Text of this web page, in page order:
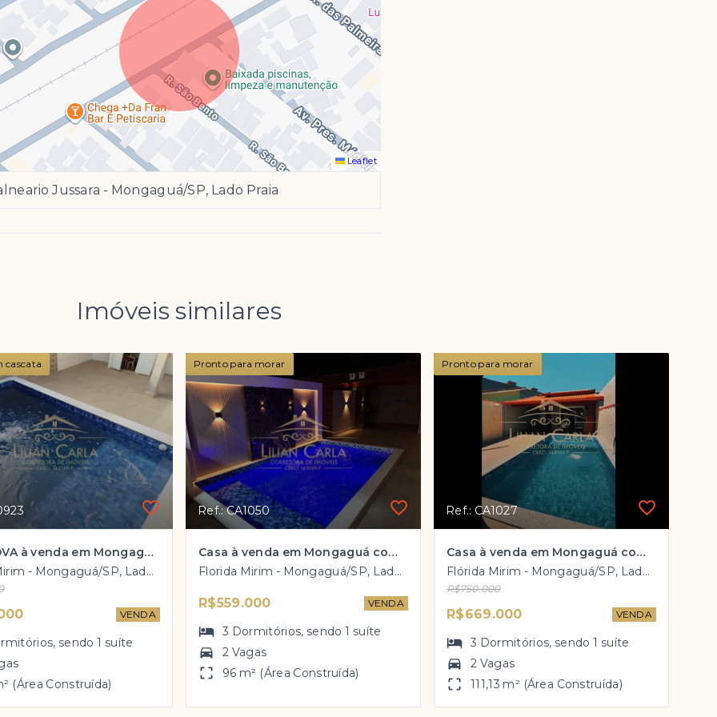
Leaflet
Jussara - Mongaguá/SP, Lado Praia
Imóveis similares
cascata
Casa NOVA à venda em Mongaguá com 3 dorm, 1 suíte e PISCINA por R$ 410 mil
Flórida Mirim - Mongaguá/SP, Lado Morro
VENDA
, sendo1 suíte
(Área Construída)
Pronto para morar
Ref.: CA1050
Casa à venda em Mongaguá com 3 dorm sendo 1 suíte e piscina por R$ 599 mil
Florida Mirim - Mongaguá/SP, Lado Morro
R$559.000 VENDA
3 Dormitórios, sendo1 suíte
2 Vagas
96 m² (Área Construída)
Pronto para morar
Ref.: CA1027
Casa à venda em Mongaguá com 3 dorm, 1 suíte e PISCINA por R$ 669 mil
Flórida Mirim - Mongaguá/SP, Lado Praia
R$750.000
R$669.000 VENDA
3 Dormitórios, sendo1 suíte
2 Vagas
111,13 m² (Área Construída)